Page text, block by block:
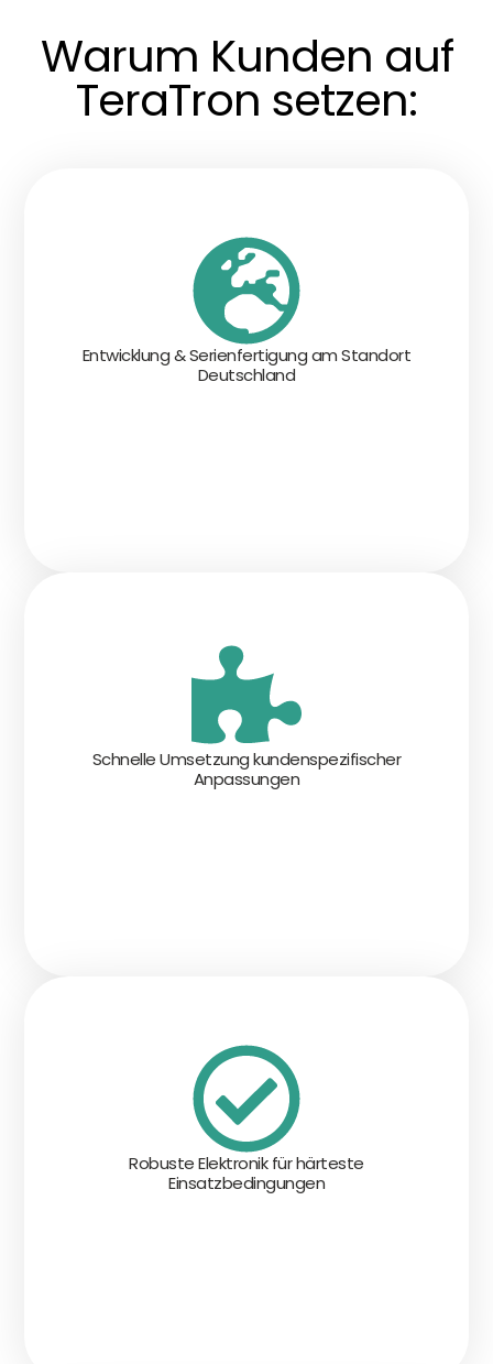
Warum Kunden auf
TeraTron setzen:
Entwicklung & Serienfertigung am Standort
Deutschland
Schnelle Umsetzung kundenspezifischer
Anpassungen
Robuste Elektronik für härteste
Einsatzbedingungen